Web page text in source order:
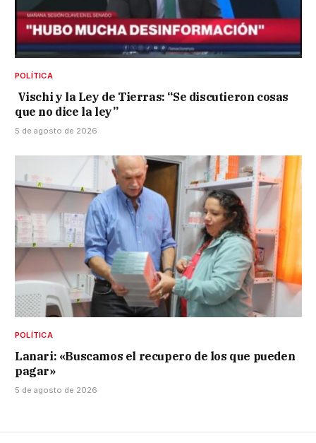
POLÍTICA
Vischi y la Ley de Tierras: “Se discutieron cosas
que no dice la ley”
5 de agosto de 2026
POLÍTICA
Lanari: «Buscamos el recupero de los que pueden
pagar»
5 de agosto de 2026